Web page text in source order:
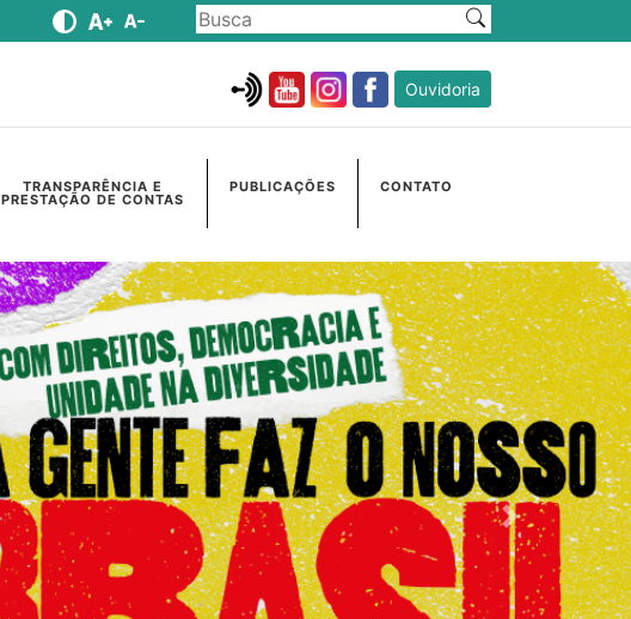
Ouvidoria
TRANSPARÊNCIA E
PRESTAÇÃO DE CONTAS
PUBLICAÇÕES CONTATO
Próximo